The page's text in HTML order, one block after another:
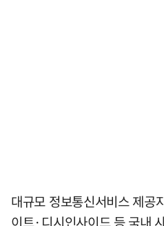
대규모 정보통신서비스 제공
이트·디시인사이드 등 국내